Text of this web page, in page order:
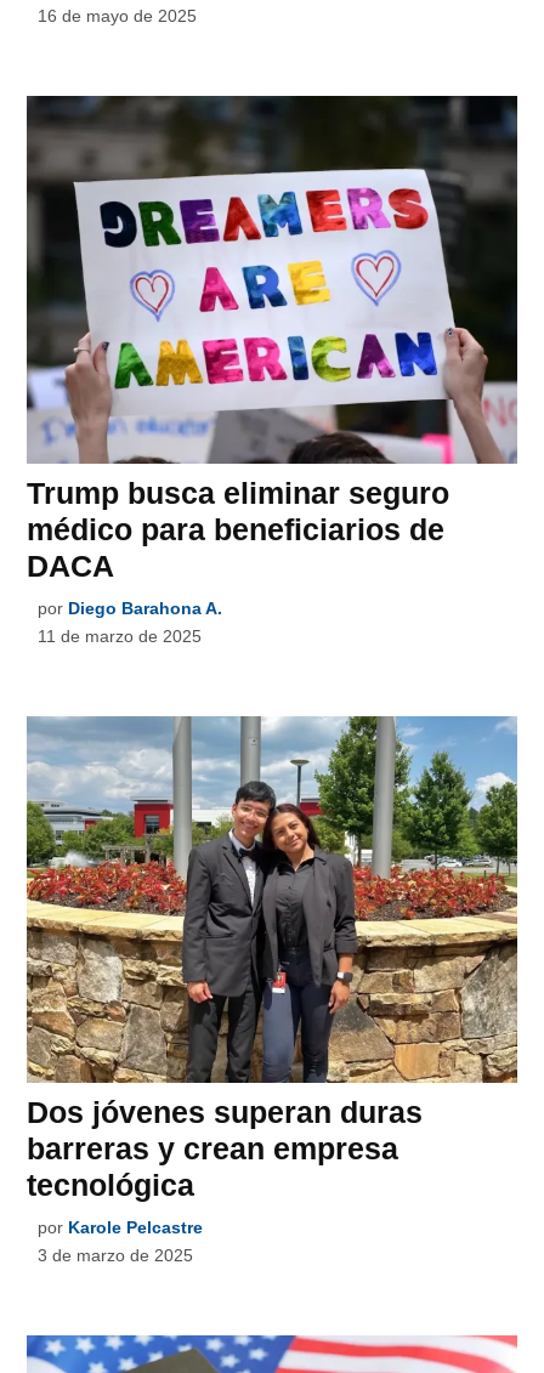
16 de mayo de 2025
Trump busca eliminar seguro
médico para beneficiarios de
DACA
por Diego Barahona A.
11 de marzo de 2025
Dos jóvenes superan duras
barreras y crean empresa
tecnológica
por Karole Pelcastre
3 de marzo de 2025